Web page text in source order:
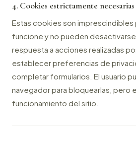
4. Cookies estrictamente necesarias
Estas cookies son imprescindibles
funcione y no pueden
respuesta a acciones realizadas
establecer preferencias de
completar formularios. El usuario
navegador para bloquearlas, pero
funcionamiento del sitio.